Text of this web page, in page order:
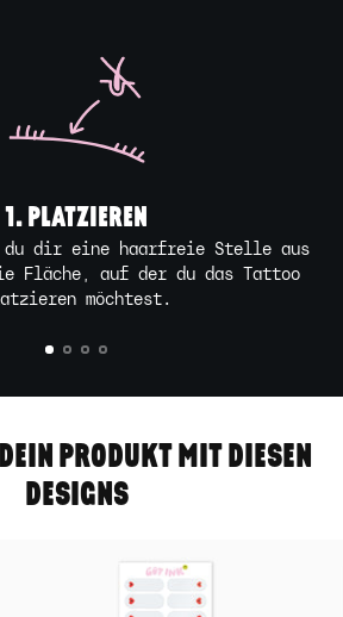
1. PLATZIEREN
du dir eine haarfreie Stelle aus
Fläche, auf der du das Tattoo
möchtest.
PRODUKT MIT DIESEN
DESIGNS